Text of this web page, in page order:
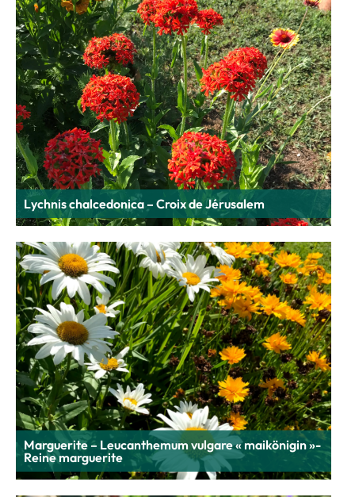
Lychnis chalcedonica – Croix de Jérusalem
Marguerite – Leucanthemum vulgare « maikönigin »-
Reine marguerite